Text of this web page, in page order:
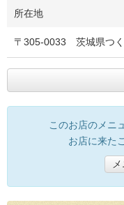
所在地
〒 305-0033 茨城県つ
このお店のメニ
お店に来た